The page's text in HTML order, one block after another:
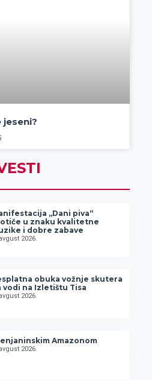
jeseni?
„Dani piva“
u znaku kvalitetne
i dobre zabave
2026.
obuka vožnje skutera
vodi na Izletištu Tisa
2026.
Amazonom
2026.